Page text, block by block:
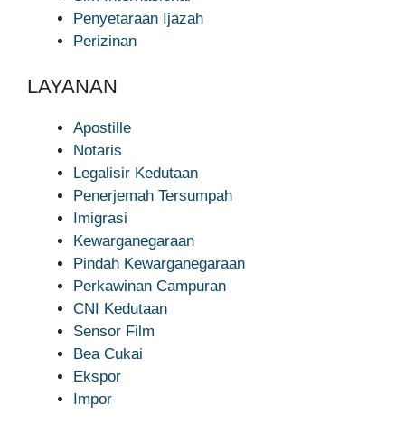
Penyetaraan Ijazah
Perizinan
LAYANAN
Apostille
Notaris
Legalisir Kedutaan
Penerjemah Tersumpah
Imigrasi
Kewarganegaraan
Pindah Kewarganegaraan
Perkawinan Campuran
CNI Kedutaan
Sensor Film
Bea Cukai
Ekspor
Impor